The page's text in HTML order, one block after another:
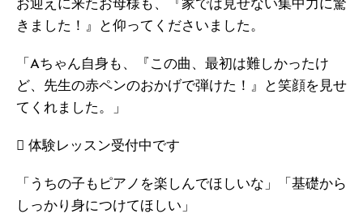
お迎えに来たお母様も、『家では見せない集中力に驚
きました！』と仰ってくださいました。
「Aちゃん自身も、『この曲、最初は難しかったけ
ど、先生の赤ペンのおかげで弾けた！』と笑顔を見せ
てくれました。」
 体験レッスン受付中です
「うちの子もピアノを楽しんでほしいな」「基礎から
しっかり身につけてほしい」